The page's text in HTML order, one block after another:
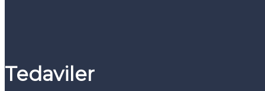
Tedaviler